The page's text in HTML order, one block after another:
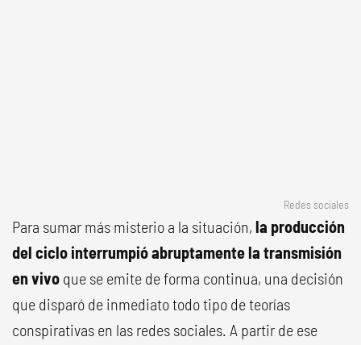
Redes sociales
Para sumar más misterio a la situación, la producción
del ciclo interrumpió abruptamente la transmisión
en vivo que se emite de forma continua, una decisión
que disparó de inmediato todo tipo de teorías
conspirativas en las redes sociales. A partir de ese